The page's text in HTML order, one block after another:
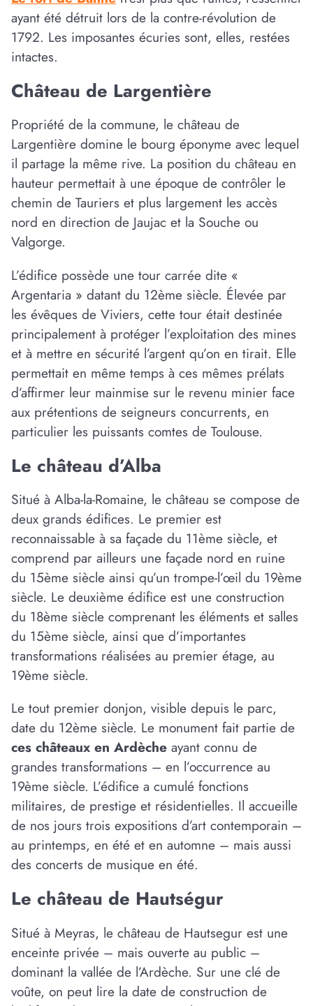
ayant été détruit lors de la contre-révolution de
1792. Les imposantes écuries sont, elles, restées
intactes.
Château de Largentière
Propriété de la commune, le château de
Largentière domine le bourg éponyme avec lequel
il partage la même rive. La position du château en
hauteur permettait à une époque de contrôler le
chemin de Tauriers et plus largement les accès
nord en direction de Jaujac et la Souche ou
Valgorge.
L’édifice possède une tour carrée dite «
Argentaria » datant du 12ème siècle. Élevée par
les évêques de Viviers, cette tour était destinée
principalement à protéger l’exploitation des mines
et à mettre en sécurité l’argent qu’on en tirait. Elle
permettait en même temps à ces mêmes prélats
d’affirmer leur mainmise sur le revenu minier face
aux prétentions de seigneurs concurrents, en
particulier les puissants comtes de Toulouse.
Le château d’Alba
Situé à Alba-la-Romaine, le château se compose de
deux grands édifices. Le premier est
reconnaissable à sa façade du 11ème siècle, et
comprend par ailleurs une façade nord en ruine
du 15ème siècle ainsi qu’un trompe-l’œil du 19ème
siècle. Le deuxième édifice est une construction
du 18ème siècle comprenant les éléments et salles
du 15ème siècle, ainsi que d’importantes
transformations réalisées au premier étage, au
19ème siècle.
Le tout premier donjon, visible depuis le parc,
date du 12ème siècle. Le monument fait partie de
ces châteaux en Ardèche ayant connu de
grandes transformations – en l’occurrence au
19ème siècle. L’édifice a cumulé fonctions
militaires, de prestige et résidentielles. Il accueille
de nos jours trois expositions d’art contemporain –
au printemps, en été et en automne – mais aussi
des concerts de musique en été.
Le château de Hautségur
Situé à Meyras, le château de Hautsegur est une
enceinte privée – mais ouverte au public –
dominant la vallée de l’Ardèche. Sur une clé de
voûte, on peut lire la date de construction de